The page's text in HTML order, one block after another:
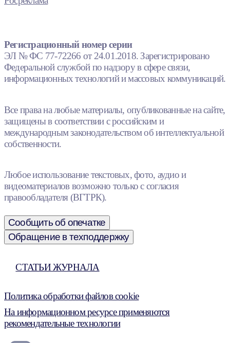
Регистрационный номер серии
ЭЛ № ФС 77-72266 от 24.01.2018. Зарегистрировано
Федеральной службой по надзору в сфере связи,
информационных технологий и массовых коммуникаций.
Все права на любые материалы, опубликованные на сайте,
защищены в соответствии с российским и
международным законодательством об интеллектуальной
собственности.
Любое использование текстовых, фото, аудио и
видеоматериалов возможно только с согласия
правообладателя (ВГТРК).
Сообщить об опечатке
Обращение в техподдержку
СТАТЬИ ЖУРНАЛА
Политика обработки файлов cookie
На информационном ресурсе применяются
рекомендательные технологии